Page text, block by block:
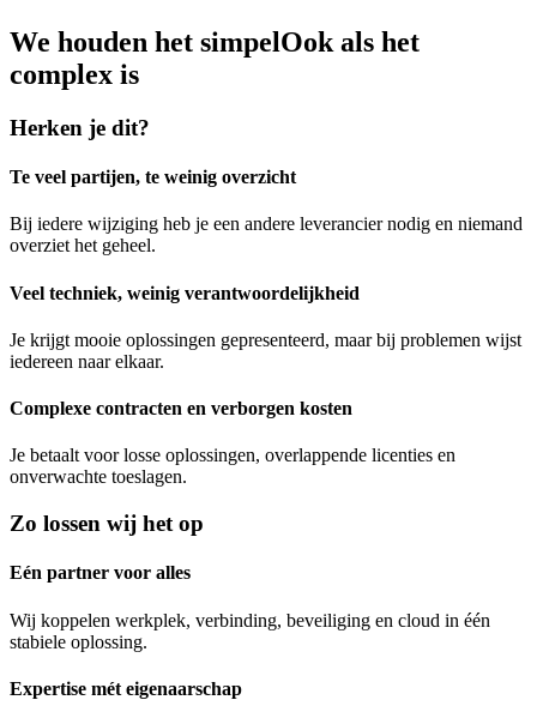
We houden het simpelOok als het
complex is
Herken je dit?
Te veel partijen, te weinig overzicht
Bij iedere wijziging heb je een andere leverancier nodig en niemand
overziet het geheel.
Veel techniek, weinig verantwoordelijkheid
Je krijgt mooie oplossingen gepresenteerd, maar bij problemen wijst
iedereen naar elkaar.
Complexe contracten en verborgen kosten
Je betaalt voor losse oplossingen, overlappende licenties en
onverwachte toeslagen.
Zo lossen wij het op
Eén partner voor alles
Wij koppelen werkplek, verbinding, beveiliging en cloud in één
stabiele oplossing.
Expertise mét eigenaarschap